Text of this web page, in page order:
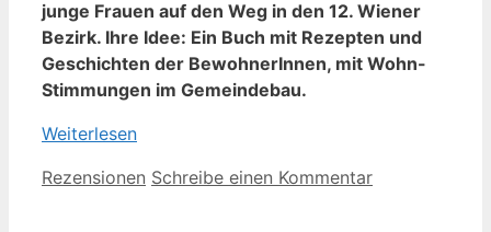
junge Frauen auf den Weg in den 12. Wiener
Bezirk. Ihre Idee: Ein Buch mit Rezepten und
Geschichten der BewohnerInnen, mit Wohn-
Stimmungen im Gemeindebau.
Weiterlesen
Kategorien
Rezensionen Schreibe einen Kommentar